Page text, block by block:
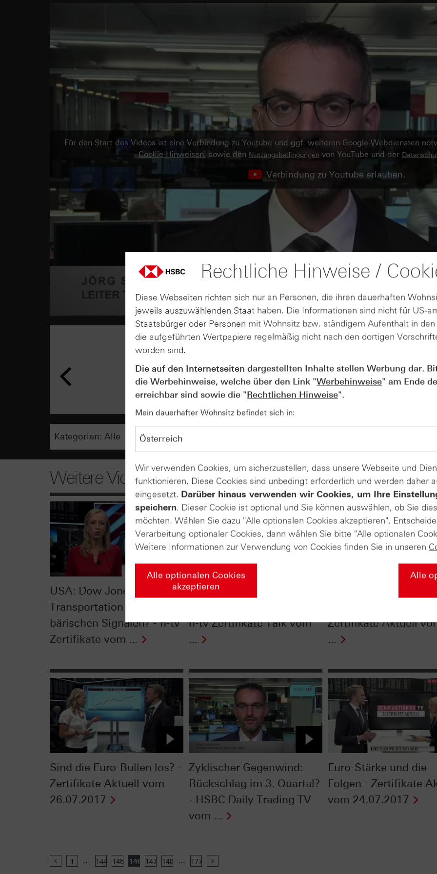
Für den Start des Videos ist eine Verbindung zu Youtube und ggf. weiteren Google-Webdiensten
Cookie-Hinweisen, sowie den Nutzungsbedingungen von YouTube und der
Verbindung zu Youtube erlauben.
04
Kündigungen bei Derivaten -
vom 04.08.2026
Weitere Videos
USA: Dow Jones
Transportation mit
bärischen Signalen? - n-tv
Zertifikate vom ...
Hype vs. Trend - darauf
n-tv Zertifikate Talk vom
...
Dow Jones
Zertifikate Aktuell
...
Sind die Euro-Bullen los? -
Zertifikate Aktuell vom
26.07.2017
Zyklischer Gegenwind:
Rückschlag im 3. Quartal?
- HSBC Daily Trading TV
vom ...
Euro-Stärke und die
Folgen - Zertifikate
vom 24.07.2017
Previous
1 ... 144 145 146 147 148 ... 177
Rechtliche Hinweise /
Diese Webseiten richten sich nur an Personen, die ihren dauerhaften
jeweils auszuwählenden Staat haben. Die Informationen sind nicht für US-
Staatsbürger oder Personen mit Wohnsitz bzw. ständigem Aufenthalt in
die aufgeführten Wertpapiere regelmäßig nicht nach den dortigen
worden sind.
Die auf den Internetseiten dargestellten Inhalte stellen Werbung dar.
die Werbehinweise, welche über den Link "Werbehinweise" am Ende
erreichbar sind sowie die "Rechtlichen Hinweise".
Mein dauerhafter Wohnsitz befindet sich in:
Wir verwenden Cookies, um sicherzustellen, dass unsere Webseite und
funktionieren. Diese Cookies sind unbedingt erforderlich und werden daher
eingesetzt. Darüber hinaus verwenden wir Cookies, um Ihre
speichern. Dieser Cookie ist optional und Sie können auswählen, ob Sie
möchten. Wählen Sie dazu "Alle optionalen Cookies akzeptieren".
Verarbeitung optionaler Cookies, dann wählen Sie bitte "Alle optionalen
Weitere Informationen zur Verwendung von Cookies finden Sie in unseren
Alle optionalen Cookies
akzeptieren
Alle